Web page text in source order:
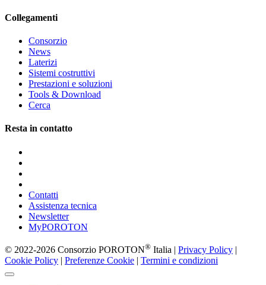
Collegamenti
Consorzio
News
Laterizi
Sistemi costruttivi
Prestazioni e soluzioni
Tools & Download
Cerca
Resta in contatto
Contatti
Assistenza tecnica
Newsletter
MyPOROTON
© 2022-2026 Consorzio POROTON® Italia | Privacy Policy |
Cookie Policy | Preferenze Cookie | Termini e condizioni